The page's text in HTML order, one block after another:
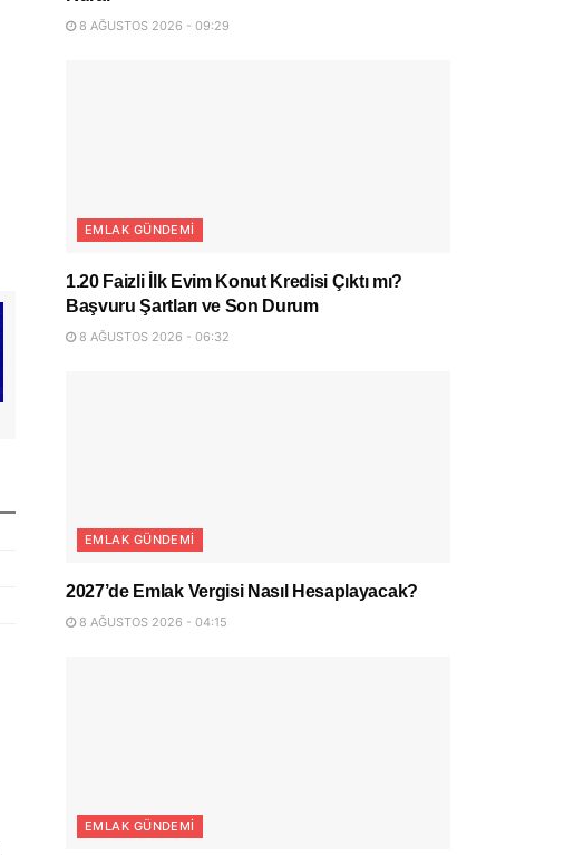
8 AĞUSTOS 2026 - 09:29
EMLAK GÜNDEMI
1.20 Faizli İlk Evim Konut Kredisi Çıktı mı?
Başvuru Şartları ve Son Durum
8 AĞUSTOS 2026 - 06:32
EMLAK GÜNDEMI
2027’de Emlak Vergisi Nasıl Hesaplayacak?
8 AĞUSTOS 2026 - 04:15
EMLAK GÜNDEMI